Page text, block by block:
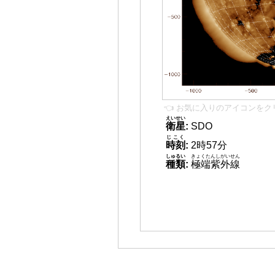
👈 お気に入りのアイコンをク
衛星
えいせい
: SDO
時刻
じこく
: 2時57分
種類
しゅるい
: 極端紫外線
きょくたんしがいせん